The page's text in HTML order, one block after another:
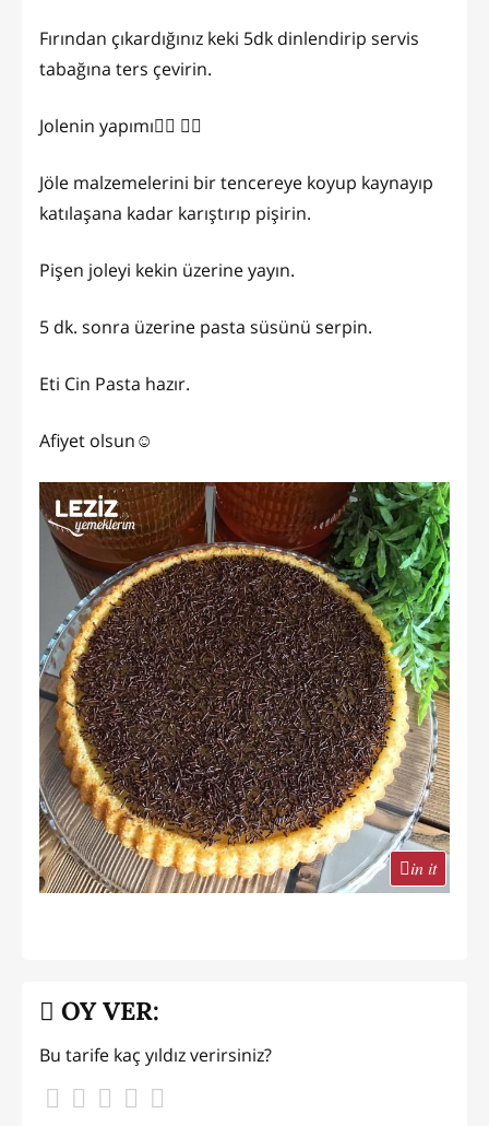
Fırından çıkardığınız keki 5dk dinlendirip servis
tabağına ters çevirin.
Jolenin yapımı👇🏼 👉🏻
Jöle malzemelerini bir tencereye koyup kaynayıp
katılaşana kadar karıştırıp pişirin.
Pişen joleyi kekin üzerine yayın.
5 dk. sonra üzerine pasta süsünü serpin.
Eti Cin Pasta hazır.
Afiyet olsun☺️
in it
OY VER:
Bu tarife kaç yıldız verirsiniz?